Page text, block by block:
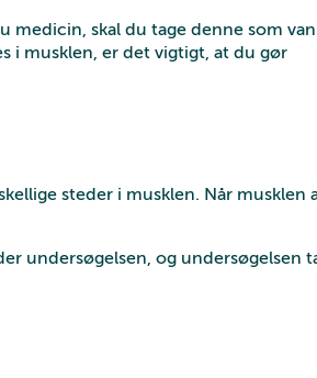
medicin, skal du tage denne som
i musklen, er det vigtigt, at du gør
steder i musklen. Når musklen
undersøgelsen, og undersøgelsen